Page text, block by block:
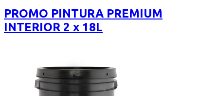
era:
$6.250.
es:
$5.000.
PROMO PINTURA PREMIUM
INTERIOR 2 x 18L